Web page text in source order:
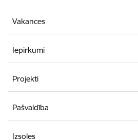
Vakances
Iepirkumi
Projekti
Pašvaldība
Izsoles